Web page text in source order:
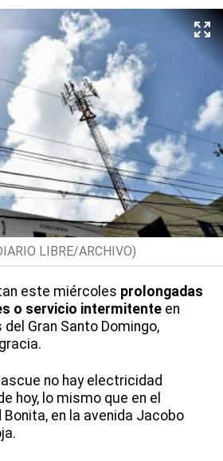
LIBRE/ARCHIVO)
este miércoles prolongadas
o servicio intermitente en
Gran Santo Domingo,
no hay electricidad
hoy, lo mismo que en el
en la avenida Jacobo